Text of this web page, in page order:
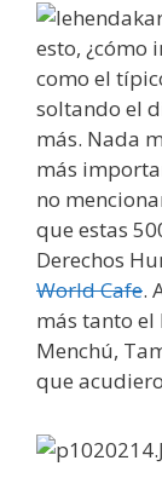
esto, ¿cómo
como el
soltando el
más. Nada
más
no
que estas
Derechos
World Cafe.
más tanto el
Menchú,
que